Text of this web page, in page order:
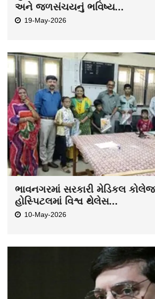
અને જળસંચયનું ભવિષ્ય...
19-May-2026
ભાવનગરમાં સરકારી મેડિકલ
હોસ્પિટલમાં વિશ્વ થેલેસ...
10-May-2026